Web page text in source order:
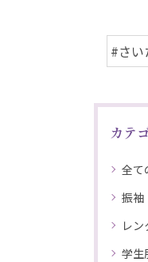
#さい
カテ
全て
振袖
レ
学生